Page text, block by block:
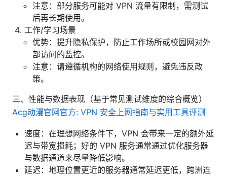
注意：部分服务可能对 VPN 流量有限制，需测试
后再长期使用。
工作/学习场景
优势：提升隐私保护，防止工作场所或校园网对外
部访问的监控。
注意：请遵循机构的网络使用规则，避免违反政
策。
三、性能与数据表现（基于常见测试维度的综合概览）
Acg动漫官网官方: VPN 安全上网指南与实用工具评测
速度：在理想网络条件下，VPN 会带来一定的额外延
迟与带宽损耗；好的 VPN 服务通常通过优化服务器
与数据通道来尽量降低影响。
延迟：地理位置更近的服务器通常延迟更低，跨洲连